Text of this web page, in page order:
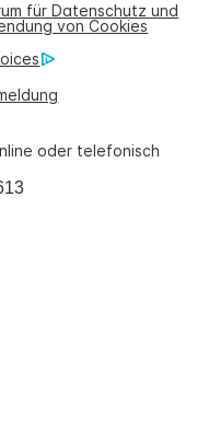
für Datenschutz und
von Cookies
oder telefonisch